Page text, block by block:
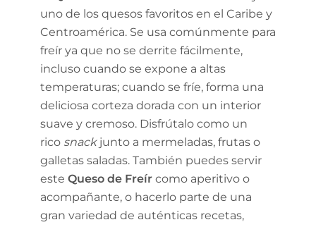
uno de los quesos favoritos en el Caribe y
Centroamérica. Se usa comúnmente para
freír ya que no se derrite fácilmente,
incluso cuando se expone a altas
temperaturas; cuando se fríe, forma una
deliciosa corteza dorada con un interior
suave y cremoso. Disfrútalo como un
rico snackjunto a mermeladas, frutas o
galletas saladas. También puedes servir
este Queso de Freír como aperitivo o
acompañante, o hacerlo parte de una
gran variedad de auténticas recetas,